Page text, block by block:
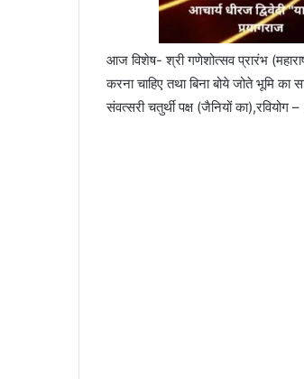
आज विशेष- श्री गणेशोत्सव प्रारंभ
करना चाहिए तथा बिना बोये जोते भूमि का
संवत्सरी चतुर्थी पक्ष (जैनियों